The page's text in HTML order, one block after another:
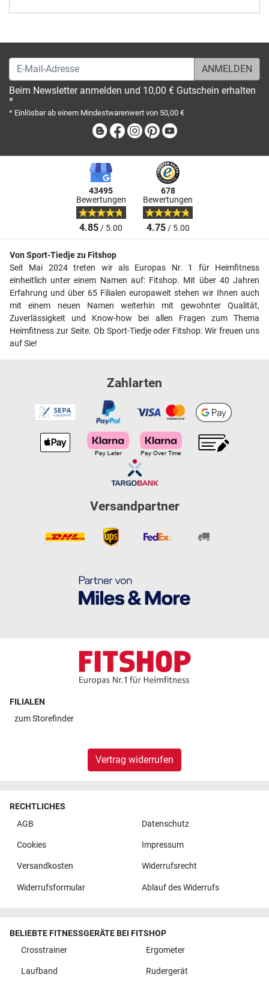
E-Mail-Adresse
Beim Newsletter anmelden und 10,00 € Gutschein erhalten
*
* Einlösbar ab einem Mindestwarenwert von 50,00 €
BlogFacebook
Instagram
Pinterest
43495
Bewertungen
4.85/ 5.00
678
Bewertungen
4.75/ 5.00
Von Sport-Tiedje zu Fitshop
Seit Mai 2024 treten wir als Europas Nr. 1 für Heimfitness
einheitlich unter einem Namen auf: Fitshop. Mit über 40 Jahren
Erfahrung und über 65 Filialen europaweit stehen wir Ihnen auch
mit einem neuen Namen weiterhin mit gewohnter Qualität,
Zuverlässigkeit und Know-how bei allen Fragen zum Thema
Heimfitness zur Seite. Ob Sport-Tiedje oder Fitshop: Wir freuen uns
auf Sie!
Zahlarten
Versandpartner
FILIALEN
zumStorefinder
Vertrag widerrufen
RECHTLICHES
AGB
Datenschutz
Cookies Impressum
Versandkosten Widerrufsrecht
Widerrufsformular Ablauf des Widerrufs
BELIEBTE FITNESSGERÄTE BEI FITSHOP
Crosstrainer
Ergometer
Laufband Rudergerät